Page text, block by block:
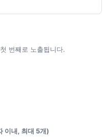
번째로 노출됩니다.
이내, 최대 5개)